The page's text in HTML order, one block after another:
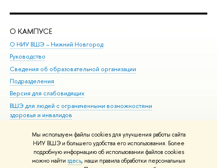
Мы используем файлы cookies для улучшения работы сайта
НИУ ВШЭ и большего удобства его использования. Более
подробную информацию об использовании файлов cookies
можно найти здесь, наши правила обработки персональных
О КАМПУСЕ
О НИУ ВШЭ – Нижний Новгород
Руководство
Сведения об образовательной организации
Подразделения
Версия для слабовидящих
ВШЭ для людей с ограниченными возможностями
здоровья и инвалидов